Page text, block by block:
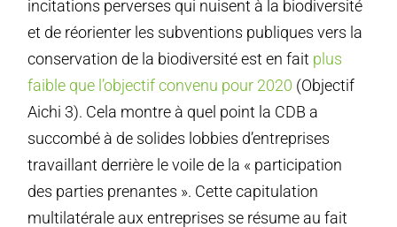
incitations perverses qui nuisent à la biodiversité
et de réorienter les subventions publiques vers la
conservation de la biodiversité est en fait plus
faible que l’objectif convenu pour 2020 (Objectif
Aichi 3). Cela montre à quel point la CDB a
succombé à de solides lobbies d’entreprises
travaillant derrière le voile de la « participation
des parties prenantes ». Cette capitulation
multilatérale aux entreprises se résume au fait